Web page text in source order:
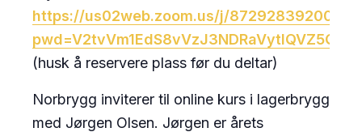
https://us02web.zoom.us/j/87292839200?
(husk å reservere plass før du deltar)
Norbrygg inviterer til online kurs i lagerbrygging
med Jørgen Olsen. Jørgen er årets